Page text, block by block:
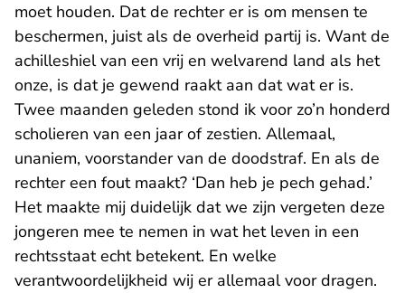
moet houden. Dat de rechter er is om mensen te
beschermen, juist als de overheid partij is. Want de
achilleshiel van een vrij en welvarend land als het
onze, is dat je gewend raakt aan dat wat er is.
Twee maanden geleden stond ik voor zo’n honderd
scholieren van een jaar of zestien. Allemaal,
unaniem, voorstander van de doodstraf. En als de
rechter een fout maakt? ‘Dan heb je pech gehad.’
Het maakte mij duidelijk dat we zijn vergeten deze
jongeren mee te nemen in wat het leven in een
rechtsstaat echt betekent. En welke
verantwoordelijkheid wij er allemaal voor dragen.